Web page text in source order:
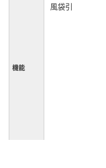
機能
風袋引